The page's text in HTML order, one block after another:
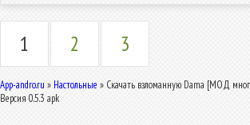
1 2 3
App-andro.ru » Настольные » Скачать взломанную Dama [МОД
Версия 0.5.3 apk